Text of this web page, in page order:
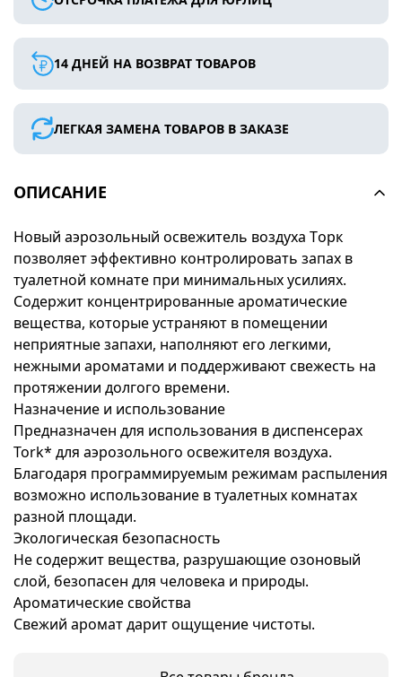
14 ДНЕЙ НА ВОЗВРАТ ТОВАРОВ
ЛЕГКАЯ ЗАМЕНА ТОВАРОВ В ЗАКАЗЕ
ОПИСАНИЕ
Новый аэрозольный освежитель воздуха Tорк
позволяет эффективно контролировать запах в
туалетной комнате при минимальных усилиях.
Содержит концентрированные ароматические
вещества, которые устраняют в помещении
неприятные запахи, наполняют его легкими,
нежными ароматами и поддерживают свежесть на
протяжении долгого времени.
Назначение и использование
Предназначен для использования в диспенсерах
Tork* для аэрозольного освежителя воздуха.
Благодаря программируемым режимам распыления
возможно использование в туалетных комнатах
разной площади.
Экологическая безопасность
Не содержит вещества, разрушающие озоновый
слой, безопасен для человека и природы.
Ароматические свойства
Свежий аромат дарит ощущение чистоты.